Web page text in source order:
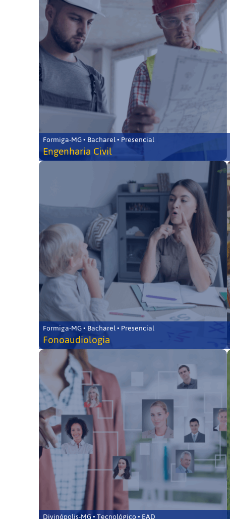
Formiga-MG • Bacharel • Presencial
Engenharia Civil
Formiga-MG • Bacharel • Presencial
Fonoaudiologia